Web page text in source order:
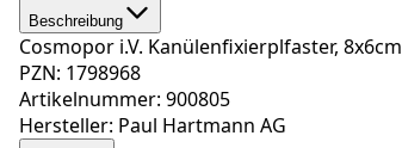
Beschreibung
Cosmopor i.V. Kanülenfixierplfaster,
PZN: 1798968
Artikelnummer: 900805
Hersteller: Paul Hartmann AG